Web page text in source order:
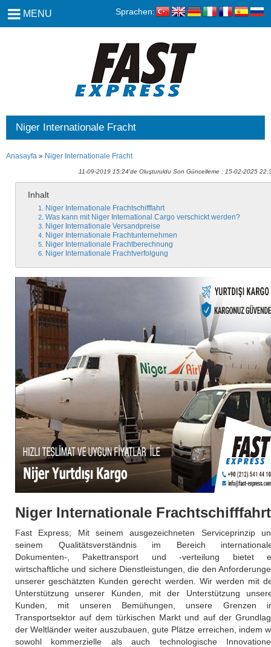
MENU Sprachen:
Niger Internationale Fracht
Anasayfa » Niger Internationale Fracht
11-09-2019 15:24'de Oluşturuldu Son Güncelleme : 15-02-2025
Inhalt
Niger Internationale Frachtschifffahrt
Was kann mit Niger International Cargo verschickt werden?
Niger Internationale Versandpreise
Niger Internationale Frachtunternehmen
Niger Internationale Frachtberechnung
Niger Internationale Frachtverfolgung
Niger Internationale Frachtschifffahrt
Fast Express; Mit seinem ausgezeichneten Serviceprinzip
seinem Qualitätsverständnis im Bereich
Dokumenten-, Pakettransport und -verteilung bietet
wirtschaftliche und sichere Dienstleistungen, die den
unserer geschätzten Kunden gerecht werden. Wir werden mit
Unterstützung unserer Kunden, mit der Unterstützung
Kunden, mit unseren Bemühungen, unsere Grenzen
Transportsektor auf dem türkischen Markt und auf der
der Weltländer weiter auszubauen, gute Plätze erreichen, indem
sowohl kommerzielle als auch technologische